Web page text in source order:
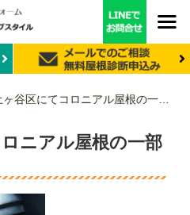
谷区にてコロニアル屋根の一部修理
ニアル屋根の一部